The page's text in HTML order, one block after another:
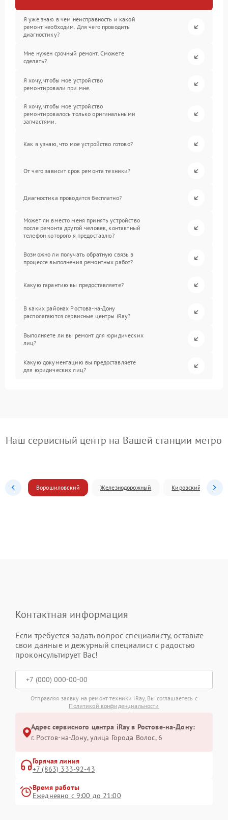
Я уже знаю в чем неисправность и какой
ремонт необходим. Для чего проводить
диагностику?
Мне нужен срочный ремонт. Сможете
сделать?
Я хочу, чтобы мое устройство
ремонтировали при мне.
Я хочу, чтобы мое устройство
ремонтировалось только оригинальными
запчастями.
Как я узнаю, что мое устройство готово?
От чего зависит срок ремонта техники?
Диагностика проводится бесплатно?
Может ли вместо меня принять устройство
после ремонта другой человек, контактный
телефон которого я предоставлю?
Возможно ли получать обратную связь в
процессе выполнения ремонтных работ?
Какую гарантию вы предоставляете?
В каких районах Ростова-на-Дону
располагаются сервисные центры iRay?
Выполняете ли вы ремонт для юридических
лиц?
Какую документацию вы предоставляете
для юридических лиц?
Наш сервисный центр на Вашей станции метро
Ворошиловский Железнодорожный Кировский
Контактная информация
Если требуется задать вопрос специалисту, оставьте
свои данные и дежурный специалист с радостью
проконсультирует Вас!
Отправляя заявку на ремонт техники iRay, Вы соглашаетесь с
Политикой конфиденциальности
Адрес сервисного центра iRay в Ростове-на-Дону:
г. Ростов-на-Дону, улица Города Волос, 6
Горячая линия
+7 (863) 333-92-43
Время работы
Ежедневно с 9:00 до 21:00